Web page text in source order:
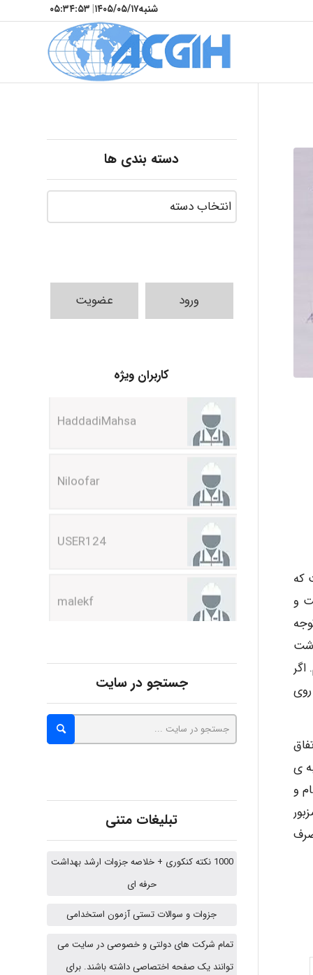
شنبه۱۴۰۵/۰۵/۱۷| ۰۵:۳۴:۵۵
که
و
ی
و
دسته بندی ها
ورود عضویت
کاربران ویژه
Niloofar
USER124
malekf
abolfazlkoshehe
abolfazlkoshehe
A.balandeh
Jafar Tym
HaddadiMahsa
جستجو در سایت
تبلیغات متنی
1000 نکته کنکوری + خلاصه جزوات ارشد بهداشت
حرفه ای
جزوات و سوالات تستی آزمون استخدامی
تمام شرکت های دولتی و خصوصی در سایت می
توانند یک صفحه اختصاصی داشته باشند. برای